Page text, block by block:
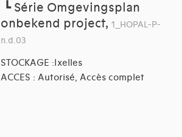
┗ Série Omgevingsplan
onbekend project, 1_HOPAL-P-
n.d.03
STOCKAGE :Ixelles
ACCES : Autorisé, Accès complet